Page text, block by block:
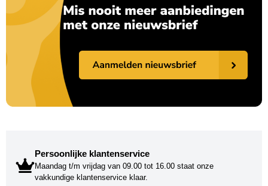
Persoonlijke klantenservice
Maandag t/m vrijdag van 09.00 tot 16.00 staat onze
vakkundige klantenservice klaar.